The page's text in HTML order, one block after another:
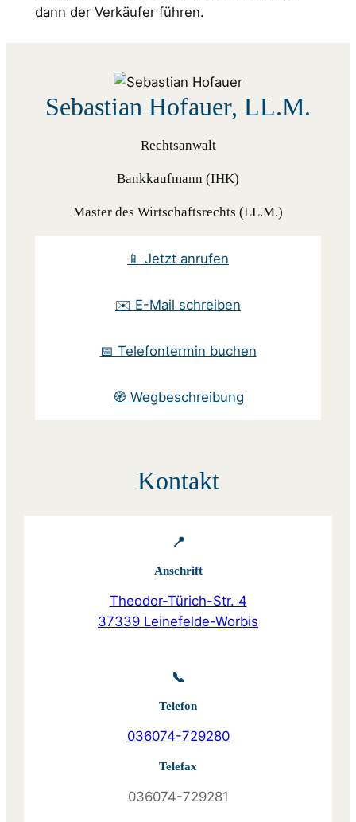
dann der Verkäufer führen.
Sebastian Hofauer, LL.M.
Rechtsanwalt
Bankkaufmann (IHK)
Master des Wirtschaftsrechts (LL.M.)
📱 Jetzt anrufen
✉️ E-Mail schreiben
📅 Telefontermin buchen
🧭 Wegbeschreibung
Kontakt
📍
Anschrift
Theodor-Türich-Str. 4
37339 Leinefelde-Worbis
📞
Telefon
036074-729280
Telefax
036074-729281